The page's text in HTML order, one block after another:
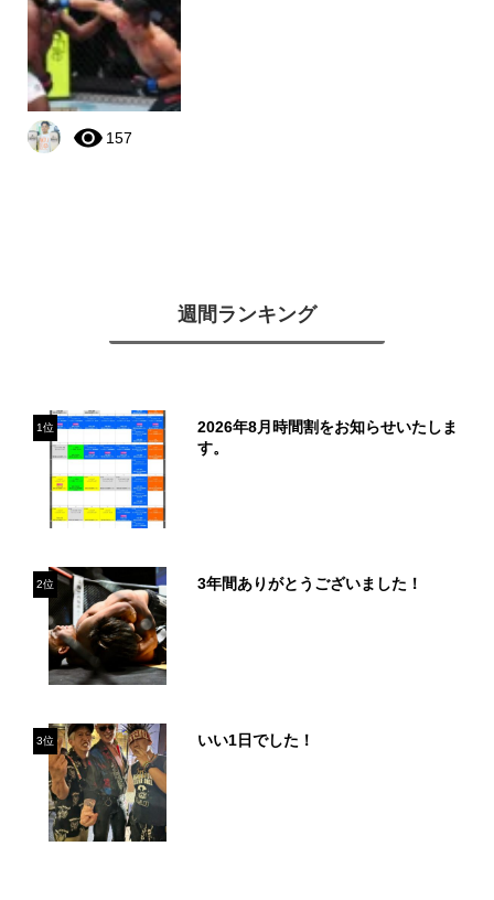
157
週間ランキング
1位
2026年8月時間割をお知らせいたしま
す。
2位 3年間ありがとうございました！
3位 いい1日でした！